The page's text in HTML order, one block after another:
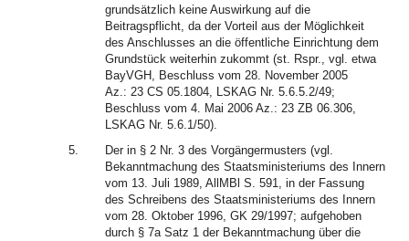
grundsätzlich keine Auswirkung auf die
Beitragspflicht, da der Vorteil aus der Möglichkeit
des Anschlusses an die öffentliche Einrichtung dem
Grundstück weiterhin zukommt (st. Rspr., vgl. etwa
BayVGH, Beschluss vom 28. November 2005
Az.: 23 CS 05.1804, LSKAG Nr. 5.6.5.2/49;
Beschluss vom 4. Mai 2006 Az.: 23 ZB 06.306,
LSKAG Nr. 5.6.1/50).
5.
Der in § 2 Nr. 3 des Vorgängermusters (vgl.
Bekanntmachung des Staatsministeriums des Innern
vom 13. Juli 1989, AllMBl S. 591, in der Fassung
des Schreibens des Staatsministeriums des Innern
vom 28. Oktober 1996, GK 29/1997; aufgehoben
durch § 7a Satz 1 der Bekanntmachung über die